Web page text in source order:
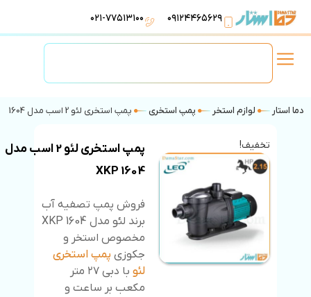
۰۹۱۲۴۴۶۵۶۲۹ ۰۲۱-۷۷۵۱۳۱۰۰
دما استار لوازم استخر پمپ استخری پمپ استخری لئو 2 اسب مدل XKP 1604
تخفیف!
پمپ استخری لئو 2 اسب مدل
XKP 1604
فروش پمپ تصفیه آب
برند لئو مدل XKP 1604
مخصوص استخر و
جکوزی پمپ استخری
لئو
با دبی ۲۷ متر
مکعب بر ساعت و